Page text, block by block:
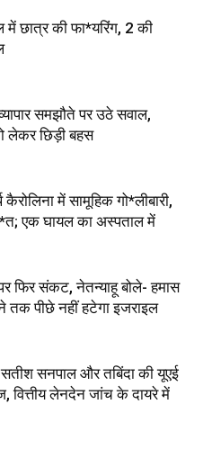
छात्र की फा*यरिंग, 2 की
समझौते पर उठे सवाल,
लेकर छिड़ी बहस
में सामूहिक गो*लीबारी,
एक घायल का अस्पताल में
पर फिर संकट, नेतन्याहू बोले- हमास
तक पीछे नहीं हटेगा इजराइल
सतीश सनपाल और तबिंदा की यूएई
वित्तीय लेनदेन जांच के दायरे में